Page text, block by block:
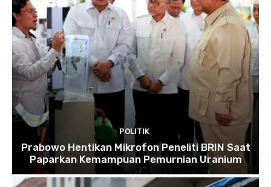
POLITIK
Prabowo Hentikan Mikrofon Peneliti BRIN Saat
Paparkan Kemampuan Pemurnian Uranium